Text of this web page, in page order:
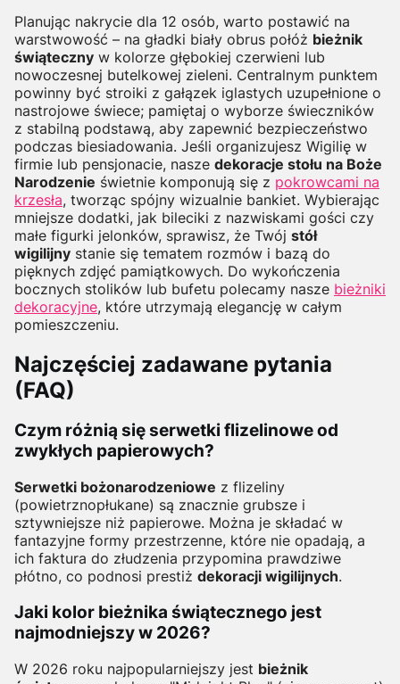
Planując nakrycie dla 12 osób, warto postawić na
warstwowość – na gładki biały obrus połóż bieżnik
świąteczny w kolorze głębokiej czerwieni lub
nowoczesnej butelkowej zieleni. Centralnym punktem
powinny być stroiki z gałązek iglastych uzupełnione o
nastrojowe świece; pamiętaj o wyborze świeczników
z stabilną podstawą, aby zapewnić bezpieczeństwo
podczas biesiadowania. Jeśli organizujesz Wigilię w
firmie lub pensjonacie, nasze dekoracje stołu na Boże
Narodzenie świetnie komponują się z pokrowcami na
krzesła, tworząc spójny wizualnie bankiet. Wybierając
mniejsze dodatki, jak bileciki z nazwiskami gości czy
małe figurki jelonków, sprawisz, że Twój stół
wigilijny stanie się tematem rozmów i bazą do
pięknych zdjęć pamiątkowych. Do wykończenia
bocznych stolików lub bufetu polecamy nasze bieżniki
dekoracyjne, które utrzymają elegancję w całym
pomieszczeniu.
Najczęściej zadawane pytania
(FAQ)
Czym różnią się serwetki flizelinowe od
zwykłych papierowych?
Serwetki bożonarodzeniowe z flizeliny
(powietrznopłukane) są znacznie grubsze i
sztywniejsze niż papierowe. Można je składać w
fantazyjne formy przestrzenne, które nie opadają, a
ich faktura do złudzenia przypomina prawdziwe
płótno, co podnosi prestiż dekoracji wigilijnych.
Jaki kolor bieżnika świątecznego jest
najmodniejszy w 2026?
W 2026 roku najpopularniejszy jest bieżnik